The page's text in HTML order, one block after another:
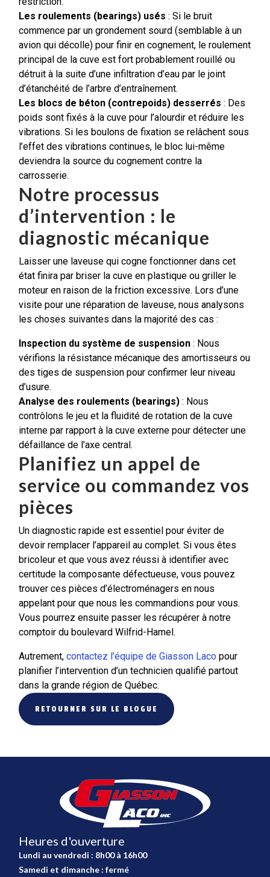
Les roulements (bearings) usés : Si le bruit
commence par un grondement sourd (semblable à un
avion qui décolle) pour finir en cognement, le roulement
principal de la cuve est fort probablement rouillé ou
détruit à la suite d’une infiltration d’eau par le joint
d’étanchéité de l’arbre d’entraînement.
Les blocs de béton (contrepoids) desserrés : Des
poids sont fixés à la cuve pour l’alourdir et réduire les
vibrations. Si les boulons de fixation se relâchent sous
l’effet des vibrations continues, le bloc lui-même
deviendra la source du cognement contre la
carrosserie.
Notre processus
d’intervention : le
diagnostic mécanique
Laisser une laveuse qui cogne fonctionner dans cet
état finira par briser la cuve en plastique ou griller le
moteur en raison de la friction excessive. Lors d’une
visite pour une réparation de laveuse, nous analysons
les choses suivantes dans la majorité des cas :
Inspection du système de suspension : Nous
vérifions la résistance mécanique des amortisseurs ou
des tiges de suspension pour confirmer leur niveau
d’usure.
Analyse des roulements (bearings) : Nous
contrôlons le jeu et la fluidité de rotation de la cuve
interne par rapport à la cuve externe pour détecter une
défaillance de l’axe central.
Planifiez un appel de
service ou commandez vos
pièces
Un diagnostic rapide est essentiel pour éviter de
devoir remplacer l’appareil au complet. Si vous êtes
bricoleur et que vous avez réussi à identifier avec
certitude la composante défectueuse, vous pouvez
trouver ces pièces d’électroménagers en nous
appelant pour que nous les commandions pour vous.
Vous pourrez ensuite passer les récupérer à notre
comptoir du boulevard Wilfrid-Hamel.
Autrement,contactez l’équipe de Giasson Laco pour
planifier l’intervention d’un technicien qualifié partout
dans la grande région de Québec.
RETOURNER SUR LE BLOGUE
Heures d'ouverture
Lundi au vendredi : 8h00 à 16h00
Samedi et dimanche : fermé